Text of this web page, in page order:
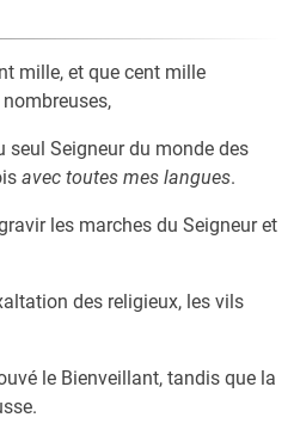
mille, et que cent mille
seul Seigneur du monde des
avec toutes mes langues.
les marches du Seigneur et
des religieux, les vils
le Bienveillant, tandis que la